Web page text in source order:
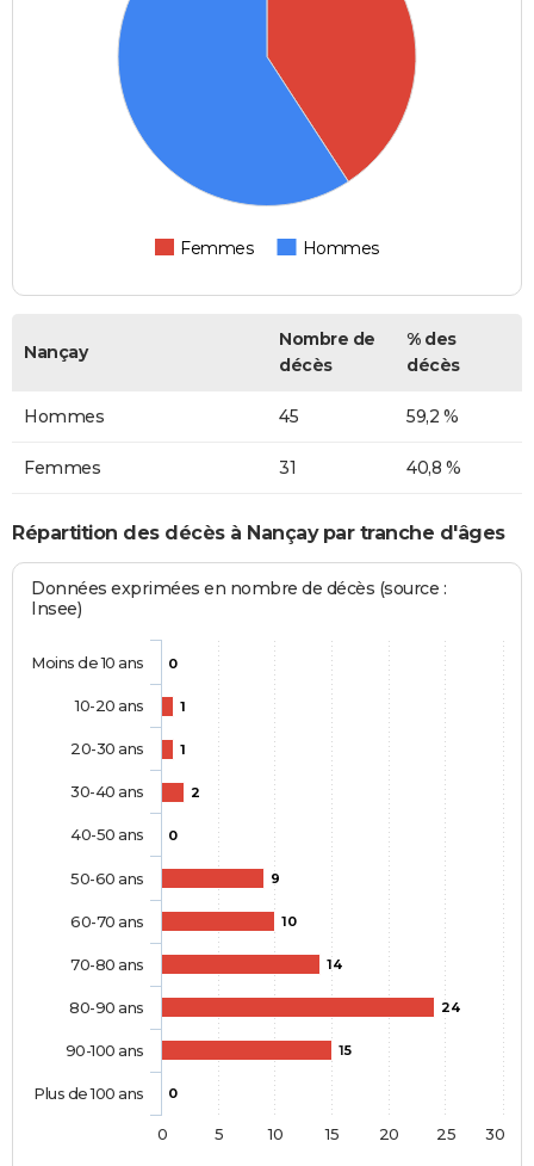
Femmes Hommes
Nançay
Nombre de
décès
% des
décès
Hommes 45 59,2 %
Femmes 31 40,8 %
Répartition des décès à Nançay par tranche d'âges
Données exprimées en nombre de décès (source :
Insee)
0
1
1
2
0
9
10
14
24
15
0
Moins de 10 ans
10-20 ans
20-30 ans
30-40 ans
40-50 ans
50-60 ans
60-70 ans
70-80 ans
80-90 ans
90-100 ans
Plus de 100 ans
0 5 10 15 20 25 30